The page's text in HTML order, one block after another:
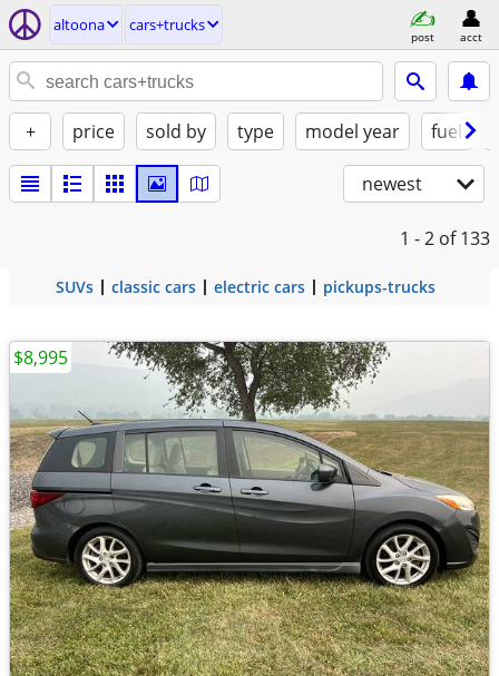
altoona cars+trucks
post acct
+ price sold by type model year fuel
newest
1 - 2 of 133
SUVs classic cars electric cars pickups-trucks
$8,995